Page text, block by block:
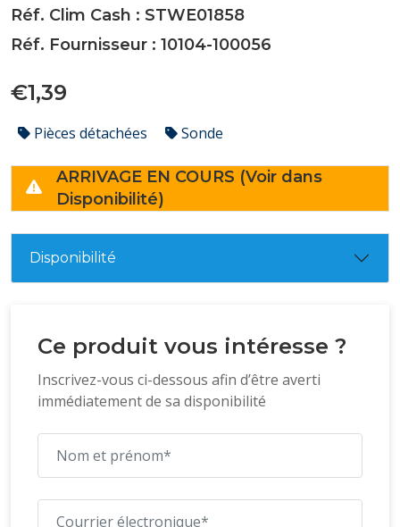
Réf. Clim Cash : STWE01858
Réf. Fournisseur : 10104-100056
€1,39
Pièces détachées Sonde
ARRIVAGE EN COURS (Voir dans
Disponibilité)
Disponibilité
Ce produit vous intéresse ?
Inscrivez-vous ci-dessous afin d’être averti
immédiatement de sa disponibilité